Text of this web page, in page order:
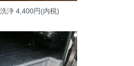
浄4,400円(内税)